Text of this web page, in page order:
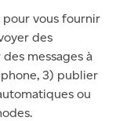
pour vous fournir
des
messages à
3) publier
ou